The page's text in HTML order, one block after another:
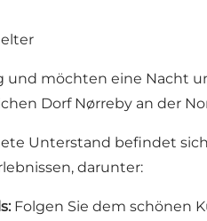
und möchten eine Nacht
Dorf Nørreby an der
Unterstand befindet
darunter:
: Folgen Sie dem schönen